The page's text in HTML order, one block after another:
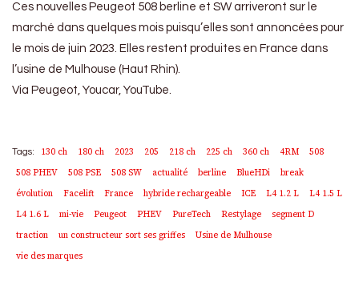
Ces nouvelles Peugeot 508 berline et SW arriveront sur le
marché dans quelques mois puisqu’elles sont annoncées pour
le mois de juin 2023. Elles restent produites en France dans
l’usine de Mulhouse (Haut Rhin).
Via Peugeot, Youcar, YouTube.
Tags: 130 ch 180 ch 2023 205 218 ch 225 ch 360 ch 4RM
508
508 PHEV
508 PSE 508 SW actualité berline BlueHDi
break
évolution
Facelift France hybride rechargeable ICE L4 1.2 L
L4 1.5 L
L4 1.6 L
mi-vie Peugeot PHEV PureTech Restylage
segment D
traction
un constructeur sort ses griffes
Usine de Mulhouse
vie des marques